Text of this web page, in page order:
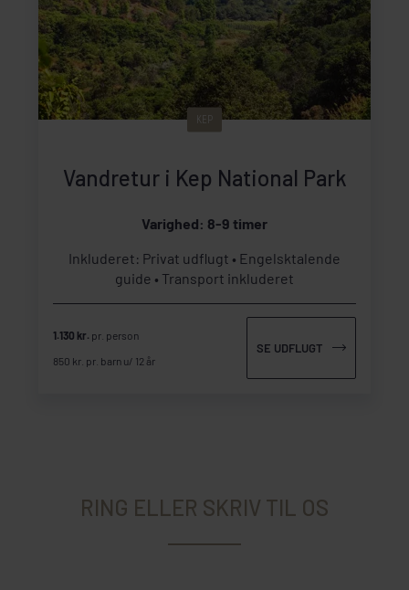
KEP
Vandretur i Kep National Park
Varighed: 8-9 timer
Inkluderet: Privat udflugt
Engelsktalende
guide
Transport inkluderet
1.130 kr. pr. person
850 kr. pr. barn u/ 12 år
SE UDFLUGT
RING ELLER SKRIV TIL OS